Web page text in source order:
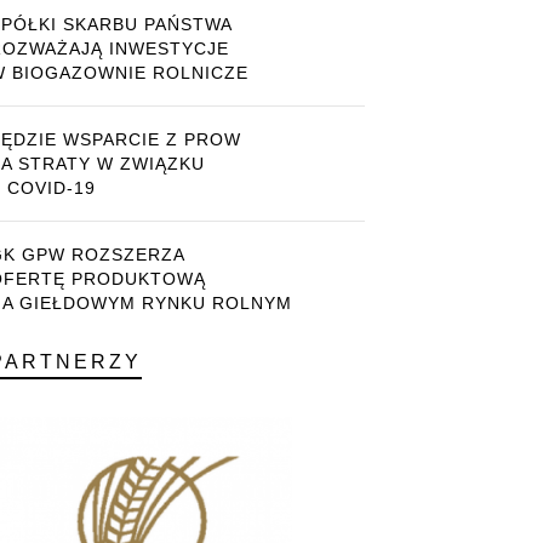
SKARBU PAŃSTWA
INWESTYCJE
BIOGAZOWNIE ROLNICZE
WSPARCIE Z PROW
STRATY W ZWIĄZKU
COVID-19
GPW ROZSZERZA
PRODUKTOWĄ
GIEŁDOWYM RYNKU ROLNYM